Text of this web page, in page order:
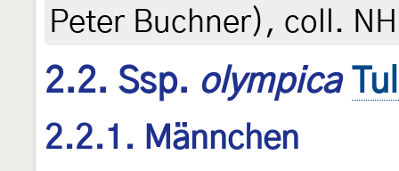
Peter Buchner), coll.
2.2. Ssp. olympica
2.2.1. Männchen